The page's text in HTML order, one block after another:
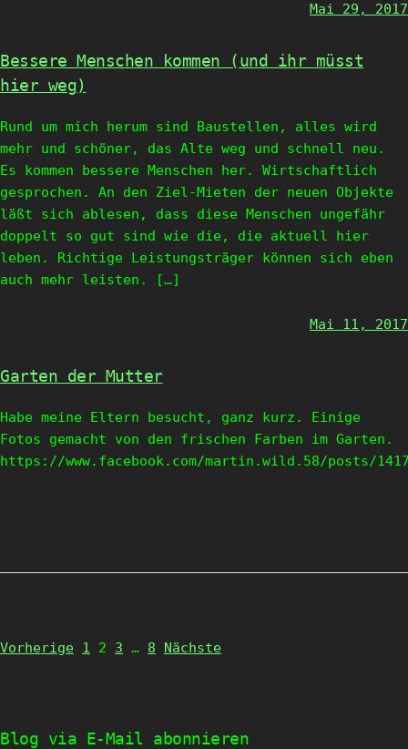
Mai 29, 2017
Bessere Menschen kommen (und ihr müsst
hier weg)
Rund um mich herum sind Baustellen, alles wird
mehr und schöner, das Alte weg und schnell neu.
Es kommen bessere Menschen her. Wirtschaftlich
gesprochen. An den Ziel-Mieten der neuen Objekte
läßt sich ablesen, dass diese Menschen ungefähr
doppelt so gut sind wie die, die aktuell hier
leben. Richtige Leistungsträger können sich eben
auch mehr leisten. […]
Mai 11, 2017
Garten der Mutter
Habe meine Eltern besucht, ganz kurz. Einige
Fotos gemacht von den frischen Farben im Garten.
https://www.facebook.com/martin.wild.58/posts/
Vorherige Page
1 Page
2 Page
3 … Page
8 Nächste
Blog via E-Mail abonnieren